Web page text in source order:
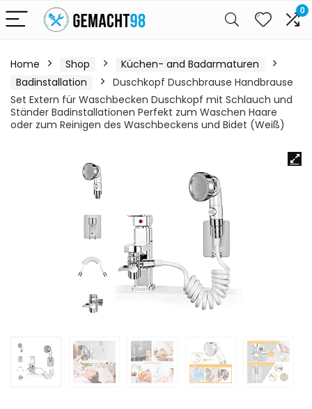
0
Home Shop
Küchen- and Badarmaturen
Badinstallation
Duschkopf Duschbrause Handbrause
Set Extern für Waschbecken Duschkopf mit Schlauch und
Ständer Badinstallationen Perfekt zum Waschen Haare
oder zum Reinigen des Waschbeckens und Bidet (Weiß)